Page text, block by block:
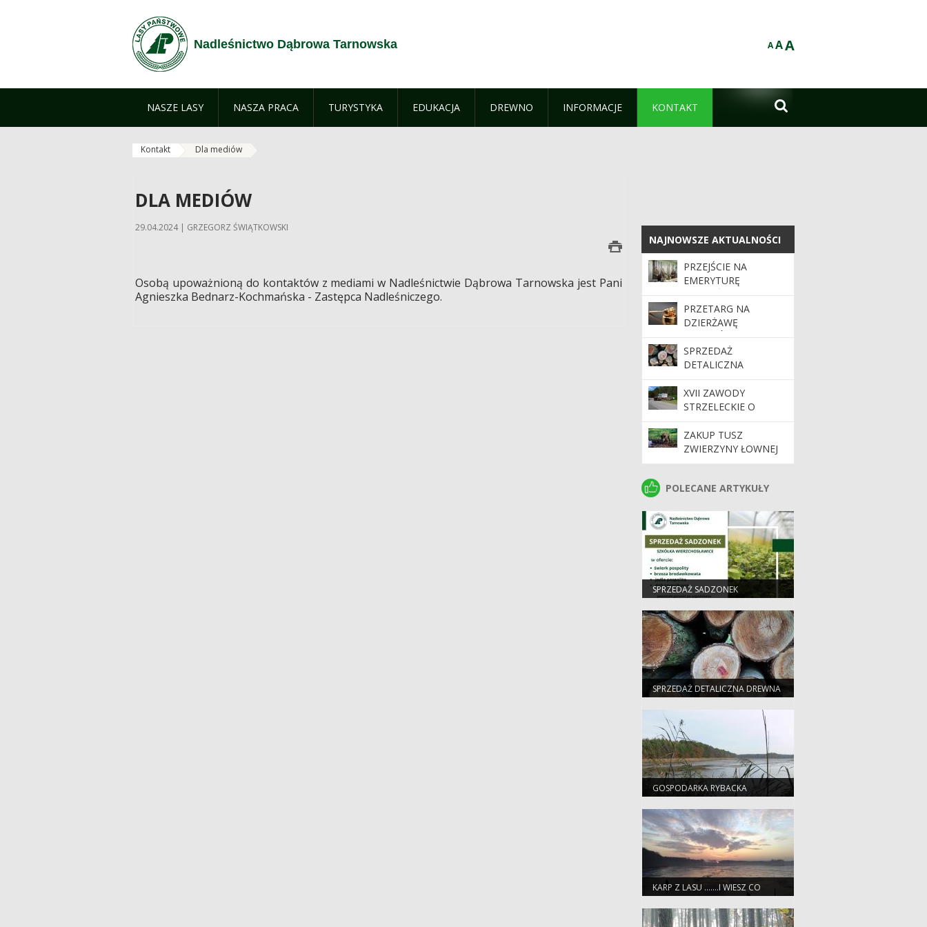
Nadleśnictwo Dąbrowa Tarnowska AAA
NASZE LASY NASZA PRACA TURYSTYKA EDUKACJA DREWNO INFORMACJE KONTAKT 
Kontakt Dla mediów
DLA MEDIÓW
29.04.2024 | GRZEGORZ ŚWIĄTKOWSKI
Osobą upoważnioną do kontaktów z mediami w Nadleśnictwie Dąbrowa Tarnowska jest Pani
Agnieszka Bednarz-Kochmańska - Zastępca Nadleśniczego.
NAJNOWSZE AKTUALNOŚCI
NAJNOWSZE AKTUALNOŚCI
PRZEJŚCIE NA
EMERYTURĘ
PODLEŚNICZEGO
JANUSZA GRUDNIA
PRZETARG NA
DZIERŻAWĘ
GRUNTÓW ROLNYCH
SPRZEDAŻ
DETALICZNA
DREWNA
XVII ZAWODY
STRZELECKIE O
PUCHAR DYREKTORA
RDLP W KRAKOWIE
ZAKUP TUSZ
ZWIERZYNY ŁOWNEJ
POLECANE ARTYKUŁY
POLECANE ARTYKUŁY
SPRZEDAŻ SADZONEK
SPRZEDAŻ DETALICZNA DREWNA
GOSPODARKA RYBACKA
KARP Z LASU …….I WIESZ CO
JESZ!!!